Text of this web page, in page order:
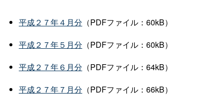
平成２７年４月分 （PDFファイル：60kB）
平成２７年５月分 （PDFファイル：60kB）
平成２７年６月分 （PDFファイル：64kB）
平成２７年７月分 （PDFファイル：66kB）